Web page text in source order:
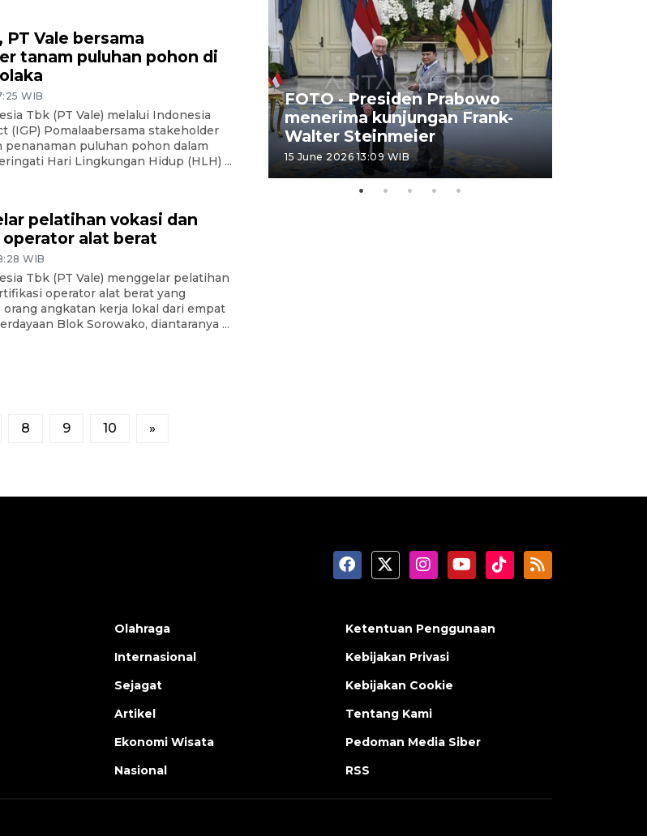
PT Vale bersama
tanam puluhan pohon di
WIB
Tbk (PT Vale) melalui Indonesia
(IGP) Pomalaabersama stakeholder
penanaman puluhan pohon dalam
Hari Lingkungan Hidup (HLH) ...
pelatihan vokasi dan
alat berat
WIB
Tbk (PT Vale) menggelar pelatihan
operator alat berat yang
angkatan kerja lokal dari empat
Blok Sorowako, diantaranya ...
8 9 10 »
FOTO - Kirab memperingati
HUT ke-80 Raja Keraton
Yogyakarta
02 April 2026 12:51 WIB
FOTO - Presiden Prabowo
menerima kunjungan Frank-
Walter Steinmeier
15 June 2026 13:09 WIB
Olahraga
Internasional
Sejagat
Artikel
Ekonomi Wisata
Nasional
Ketentuan Penggunaan
Kebijakan Privasi
Kebijakan Cookie
Tentang Kami
Pedoman Media Siber
RSS